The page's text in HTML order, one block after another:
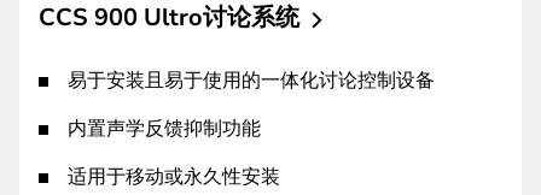
CCS 900 Ultro讨论系统
易于安装且易于使用的一体化讨论控制设备
内置声学反馈抑制功能
适用于移动或永久性安装